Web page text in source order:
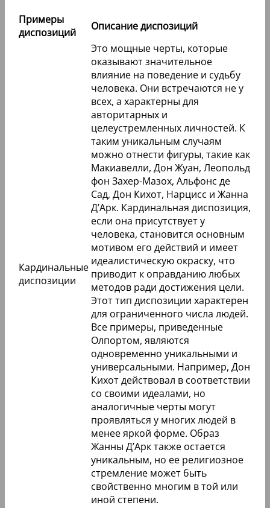
Примеры
диспозиций
Описание диспозиций
Кардинальные
диспозиции
Это мощные черты, которые
оказывают значительное
влияние на поведение и судьбу
человека. Они встречаются не у
всех, а характерны для
авторитарных и
целеустремленных личностей. К
таким уникальным случаям
можно отнести фигуры, такие как
Макиавелли, Дон Жуан, Леопольд
фон Захер-Мазох, Альфонс де
Сад, Дон Кихот, Нарцисс и Жанна
Д’Арк. Кардинальная диспозиция,
если она присутствует у
человека, становится основным
мотивом его действий и имеет
идеалистическую окраску, что
приводит к оправданию любых
методов ради достижения цели.
Этот тип диспозиции характерен
для ограниченного числа людей.
Все примеры, приведенные
Олпортом, являются
одновременно уникальными и
универсальными. Например, Дон
Кихот действовал в соответствии
со своими идеалами, но
аналогичные черты могут
проявляться у многих людей в
менее яркой форме. Образ
Жанны Д’Арк также остается
уникальным, но ее религиозное
стремление может быть
свойственно многим в той или
иной степени.